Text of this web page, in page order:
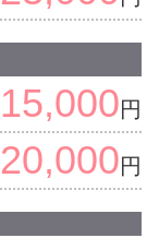
15,000円
20,000円